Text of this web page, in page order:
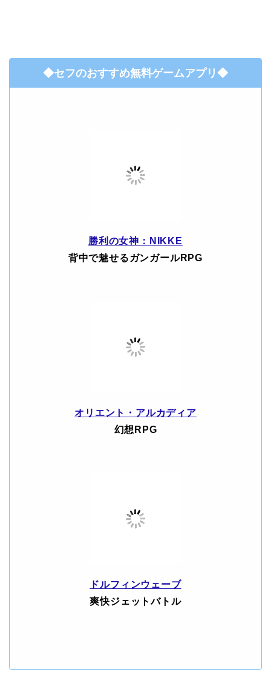
◆セフのおすすめ無料ゲームアプリ◆
勝利の女神：NIKKE
背中で魅せるガンガールRPG
オリエント・アルカディア
幻想RPG
ドルフィンウェーブ
爽快ジェットバトル